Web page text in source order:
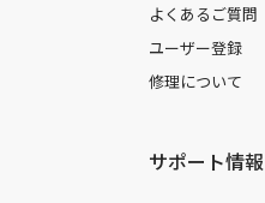
よくあるご質問
ユーザー登録
修理について
サポート情報